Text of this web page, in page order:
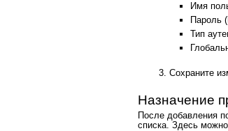
Имя
Пароль
Тип
Сохраните
Назначение
После добавления
списка. Здесь